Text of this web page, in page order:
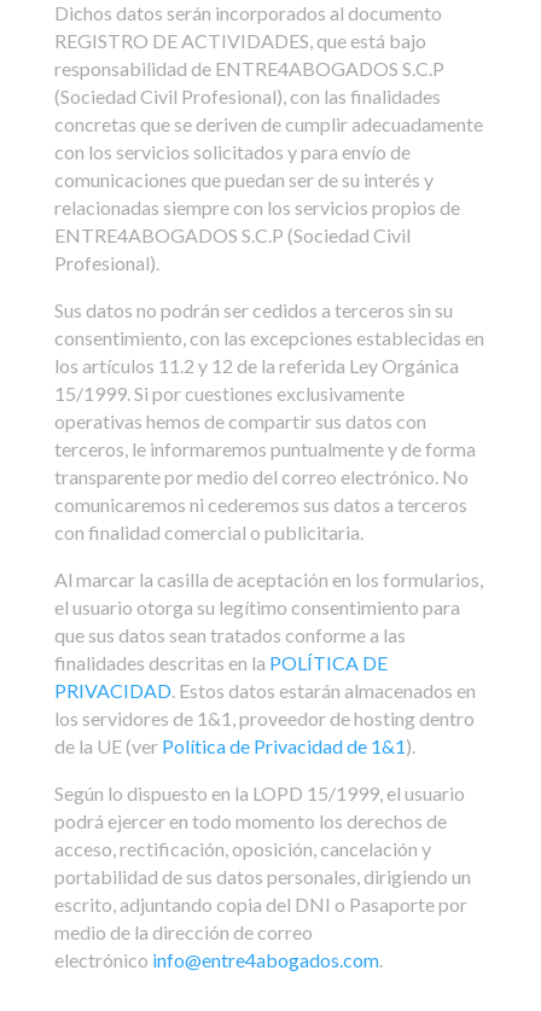
Dichos datos serán incorporados al documento
REGISTRO DE ACTIVIDADES, que está bajo
responsabilidad de ENTRE4ABOGADOS S.C.P
(Sociedad Civil Profesional), con las finalidades
concretas que se deriven de cumplir adecuadamente
con los servicios solicitados y para envío de
comunicaciones que puedan ser de su interés y
relacionadas siempre con los servicios propios de
ENTRE4ABOGADOS S.C.P (Sociedad Civil
Profesional).
Sus datos no podrán ser cedidos a terceros sin su
consentimiento, con las excepciones establecidas en
los artículos 11.2 y 12 de la referida Ley Orgánica
15/1999. Si por cuestiones exclusivamente
operativas hemos de compartir sus datos con
terceros, le informaremos puntualmente y de forma
transparente por medio del correo electrónico. No
comunicaremos ni cederemos sus datos a terceros
con finalidad comercial o publicitaria.
Al marcar la casilla de aceptación en los formularios,
el usuario otorga su legítimo consentimiento para
que sus datos sean tratados conforme a las
finalidades descritas en la POLÍTICA DE
PRIVACIDAD. Estos datos estarán almacenados en
los servidores de 1&1, proveedor de hosting dentro
de la UE (ver Política de Privacidad de 1&1).
Según lo dispuesto en la LOPD 15/1999, el usuario
podrá ejercer en todo momento los derechos de
acceso, rectificación, oposición, cancelación y
portabilidad de sus datos personales, dirigiendo un
escrito, adjuntando copia del DNI o Pasaporte por
medio de la dirección de correo
electrónico info@entre4abogados.com.